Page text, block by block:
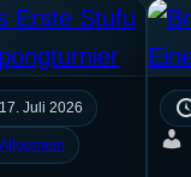
17. Juli 2026
Allgemein